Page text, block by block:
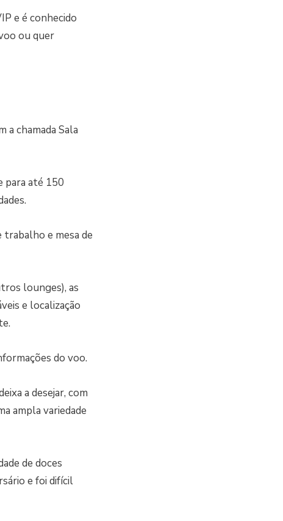
e é conhecido
ou quer
chamada Sala
para até 150
trabalho e mesa de
lounges), as
e localização
do voo.
a desejar, com
ampla variedade
de doces
e foi difícil